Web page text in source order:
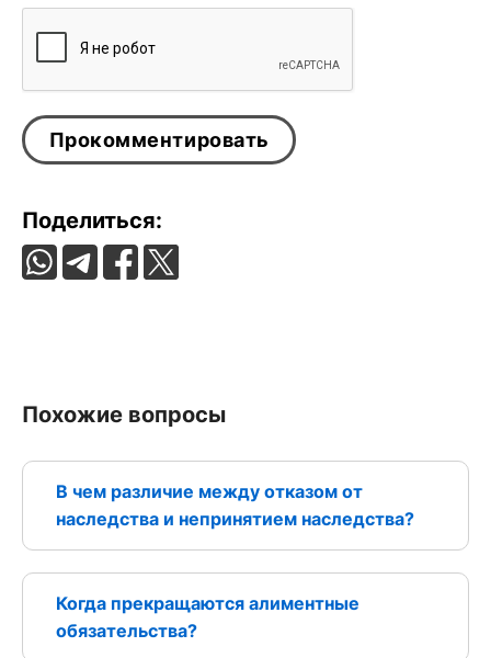
Поделиться:
Похожие вопросы
В чем различие между отказом от
наследства и непринятием наследства?
Когда прекращаются алиментные
обязательства?